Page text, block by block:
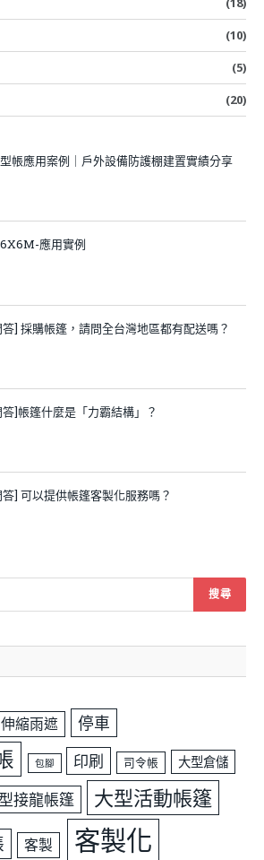
(10)
(5)
(20)
帳應用案例｜戶外設備防護棚建置實績分享
應用實例
] 採購帳篷，請問全台灣地區都有配送嗎？
]帳篷什麼是「力霸結構」？
] 可以提供帳篷客製化服務嗎？
伸縮雨遮 停車
包腳 印刷 司令帳 大型倉儲
接龍帳篷 大型活動帳篷
客製 客製化